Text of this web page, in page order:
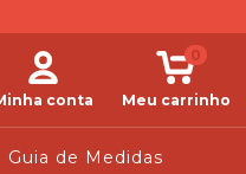
conta Meu carrinho
0
Guia de Medidas